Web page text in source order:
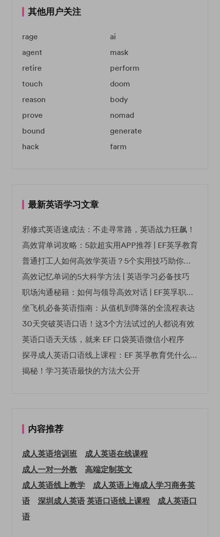
其他用户关注
rage
ai
agent
mask
retire
perform
touch
doom
reason
body
prove
nomad
bound
generate
hack
farm
最新英语学习文章
邪修式英语速成法：不走寻常路，英语战力狂飙！
高效背单词攻略：5款超实用APP推荐 | EF英孚教育
普通打工人如何高效学英语？5个实用技巧助你突破职场瓶颈
高效记忆单词的5大科学方法 | 英语学习必备技巧
职场沟通秘籍：如何与领导高效对话 | EF英孚职场指南
坐飞机必备英语指南：从值机到降落的全流程表达
30天突破英语口语！这3个方法试过的人都说有效
英语口语天天练，就来 EF 口袋英语微信小程序
探寻成人英语口语线上课程：EF 英孚教育凭什么领航
揭秘！学习英语最快的方法大公开
内容推荐
成人英语培训班
成人英语在线课程
成人一对一外教
高端定制英文
成人英语线上教学
成人英语上海成人学习商务英
语
深圳成人英语英语口语线上课程
成人英语口
语